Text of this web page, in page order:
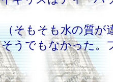
（そもそも水の質が
そうでもなかった。